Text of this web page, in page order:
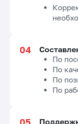
По
По
По
По